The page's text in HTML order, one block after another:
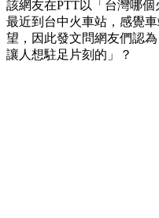
該網友在PTT以「台灣哪
最近到台中火車站，感覺
望，因此發文問網友們認
讓人想駐足片刻的」？